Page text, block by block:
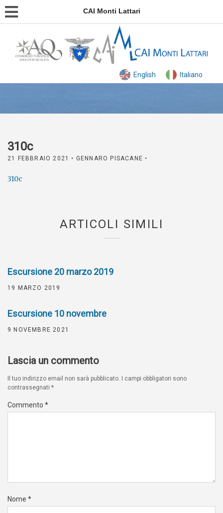
CAI Monti Lattari
English Italiano
310c
21 FEBBRAIO 2021 • GENNARO PISACANE •
310c
ARTICOLI SIMILI
Escursione 20 marzo 2019
19 MARZO 2019
Escursione 10 novembre
9 NOVEMBRE 2021
Lascia un commento
Il tuo indirizzo email non sarà pubblicato. I campi obbligatori sono
contrassegnati *
Commento *
Nome *